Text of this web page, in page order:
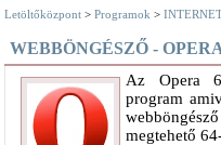
Letöltőközpont >Programok >
WEBBÖNGÉSZŐ -
Az Opera
program
megtehető